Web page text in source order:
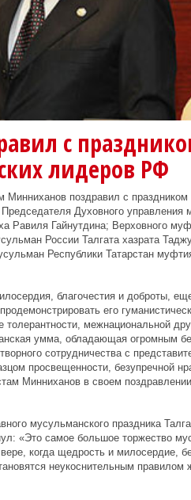
с
лидеров РФ
Минниханов поздравил с
Духовного управления
Равиля Гайнутдина; Верховного
России Талгата хазрата
Республики Татарстан
благочестия и доброты,
его
толерантности, межнациональной
умма, обладающая огромным
сотрудничества с
просвещенности, безупречной
Минниханов в своем
мусульманского праздника
«Это самое большое торжество
когда щедрость и милосердие,
неукоснительным правилом